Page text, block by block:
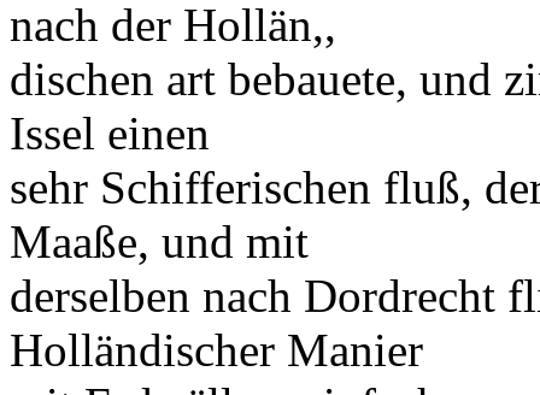
nach der Hollän,,
dischen art bebauete, und
Issel einen
sehr Schifferischen fluß,
Maaße, und mit
derselben nach Dordrecht
Holländischer Manier